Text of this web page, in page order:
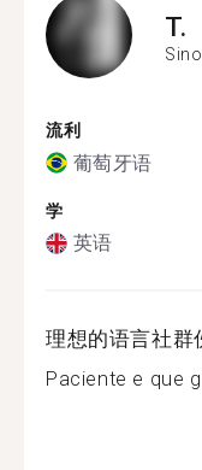
T.
流利
葡萄牙语
学
英语
理想的语言社群
Paciente e que